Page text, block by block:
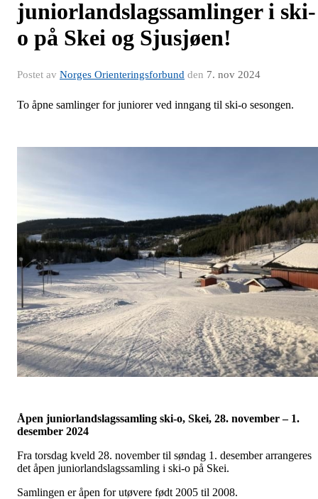
juniorlandslagssamlinger i ski-
o på Skei og Sjusjøen!
Postet av Norges Orienteringsforbund den 7. nov 2024
To åpne samlinger for juniorer ved inngang til ski-o sesongen.
Åpen juniorlandslagssamling ski-o, Skei, 28. november – 1.
desember 2024
Fra torsdag kveld 28. november til søndag 1. desember arrangeres
det åpen juniorlandslagssamling i ski-o på Skei.
Samlingen er åpen for utøvere født 2005 til 2008.